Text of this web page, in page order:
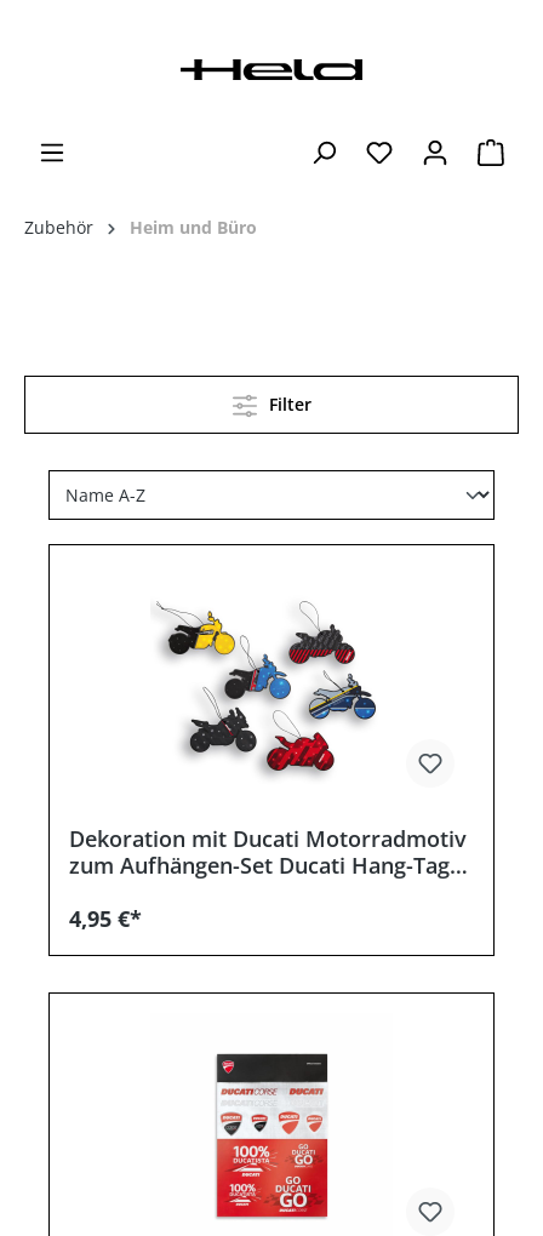
Zubehör Heim und Büro
Filter
Dekoration mit Ducati Motorradmotiv
zum Aufhängen-Set Ducati Hang-Tag
4,95 €*